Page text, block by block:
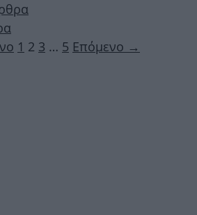
Σελίδα
1 Σελίδα
2 Σελίδα
3 … Σελίδα
5 Επόμενο →